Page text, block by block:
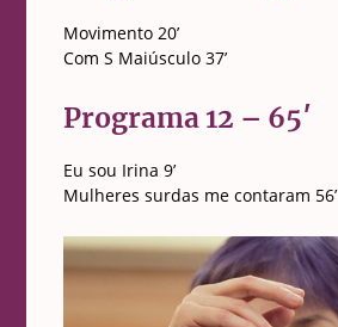
Movimento 20’
Com S Maiúsculo 37’
Programa 12 – 65′
Eu sou Irina 9’
Mulheres surdas me contaram 56’